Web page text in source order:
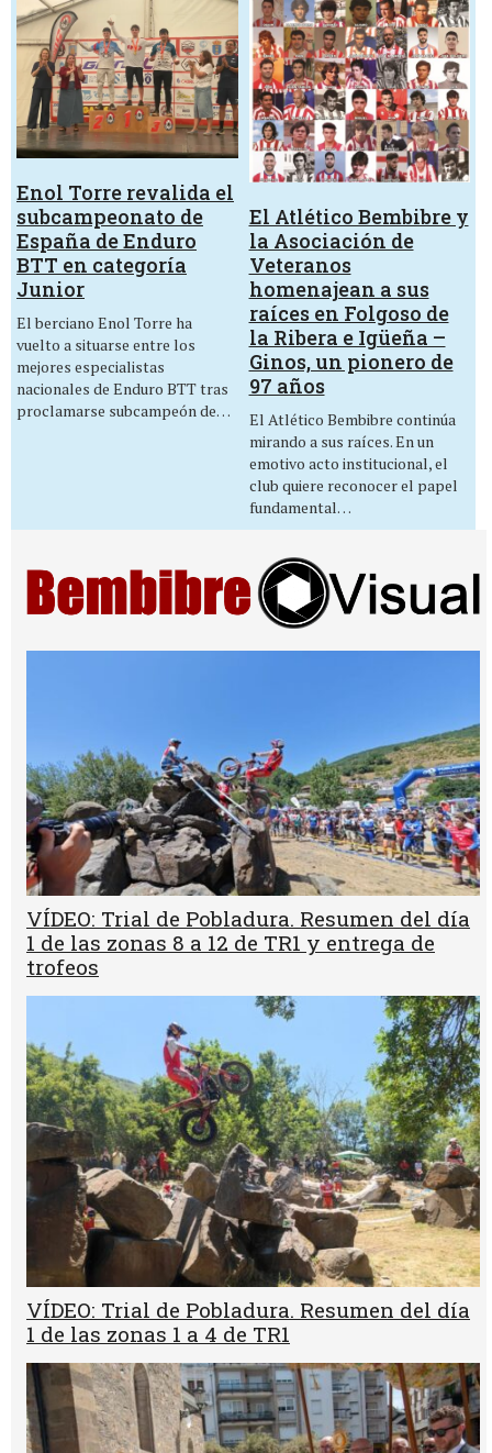
Enol Torre revalida el
subcampeonato de
España de Enduro
BTT en categoría
Junior
El berciano Enol Torre ha
vuelto a situarse entre los
mejores especialistas
nacionales de Enduro BTT tras
proclamarse subcampeón de…
El Atlético Bembibre y
la Asociación de
Veteranos
homenajean a sus
raíces en Folgoso de
la Ribera e Igüeña –
Ginos, un pionero de
97 años
El Atlético Bembibre continúa
mirando a sus raíces. En un
emotivo acto institucional, el
club quiere reconocer el papel
fundamental…
VÍDEO: Trial de Pobladura. Resumen del día
1 de las zonas 8 a 12 de TR1 y entrega de
trofeos
VÍDEO: Trial de Pobladura. Resumen del día
1 de las zonas 1 a 4 de TR1